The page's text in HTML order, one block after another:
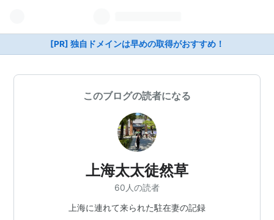
[PR] 独自ドメインは早めの取得がおすすめ！
このブログの読者になる
上海太太徒然草
60人の読者
上海に連れて来られた駐在妻の記録